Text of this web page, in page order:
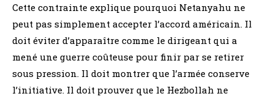
Cette contrainte explique pourquoi Netanyahu ne
peut pas simplement accepter l’accord américain. Il
doit éviter d’apparaître comme le dirigeant qui a
mené une guerre coûteuse pour finir par se retirer
sous pression. Il doit montrer que l’armée conserve
l’initiative. Il doit prouver que le Hezbollah ne